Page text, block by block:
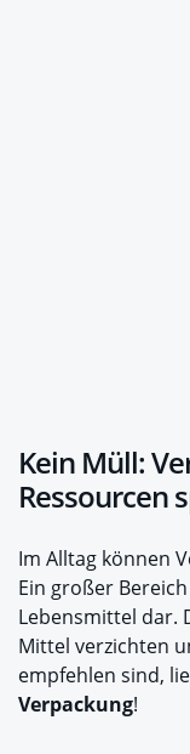
Kein Müll:
Ressourcen
Im Alltag können
Ein großer
Lebensmittel dar.
Mittel verzichten
empfehlen sind,
Verpackung!